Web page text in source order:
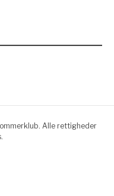
Alle rettigheder